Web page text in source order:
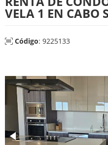
VELA 1 EN CABO
Código: 9225133